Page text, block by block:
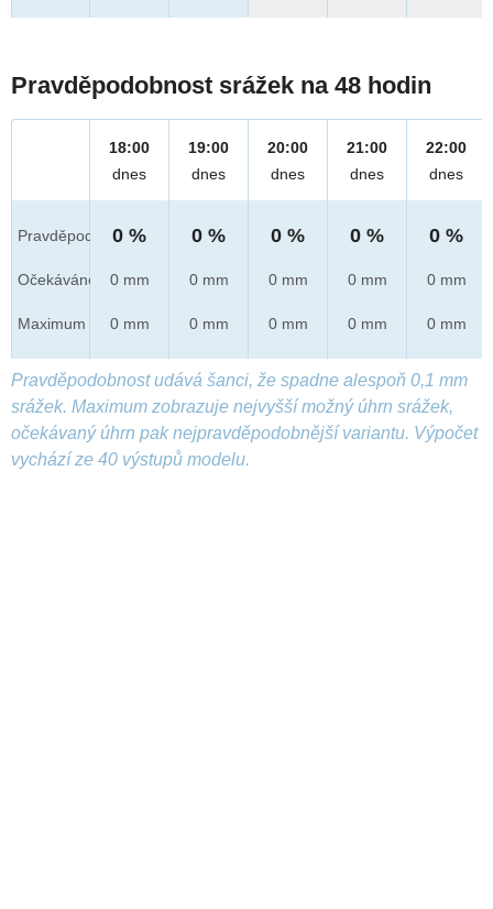
Pravděpodobnost srážek na 48 hodin
Pravděpod.
Očekáváno
Maximum
18:00
dnes
0 %
0 mm
0 mm
19:00
dnes
0 %
0 mm
0 mm
20:00
dnes
0 %
0 mm
0 mm
21:00
dnes
0 %
0 mm
0 mm
22:00
dnes
0 %
0 mm
0 mm
Pravděpodobnost udává šanci, že spadne alespoň 0,1 mm
srážek. Maximum zobrazuje nejvyšší možný úhrn srážek,
očekávaný úhrn pak nejpravděpodobnější variantu. Výpočet
vychází ze 40 výstupů modelu.